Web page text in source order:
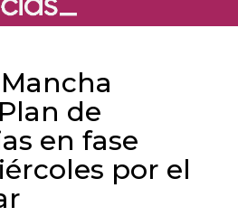
de
en fase
por el